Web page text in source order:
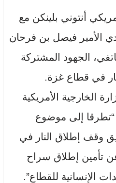
أنتوني بلينكن مع
الأمير فيصل بن فرحان
الجهود المشتركة
في قطاع غزة.
الخارجية الأمريكية
“تطرقا إلى موضوع
وقف إطلاق النار في
تأمين إطلاق سراح
الإنسانية للقطاع”.